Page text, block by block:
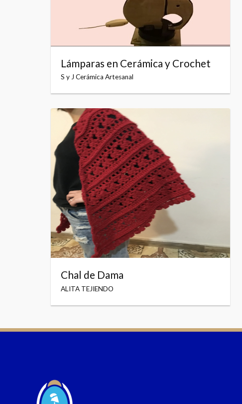
Lámparas en Cerámica y Crochet
S y J Cerámica Artesanal
Chal de Dama
ALITA TEJIENDO